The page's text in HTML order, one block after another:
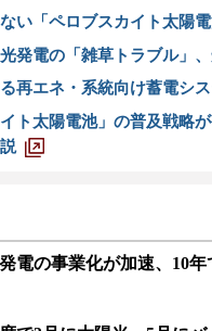
い「ペロブスカイト太陽
発電の「雑草トラブル」
再エネ・系統向け蓄電
イト太陽電池」の普及戦
電の事業化が加速、10